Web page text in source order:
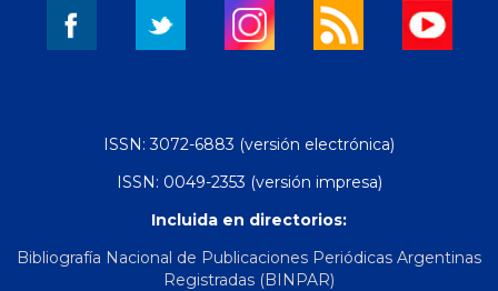
ISSN: 3072-6883 (versión electrónica)
ISSN: 0049-2353 (versión impresa)
Incluida en directorios:
Bibliografía Nacional de Publicaciones Periódicas Argentinas
Registradas (BINPAR)